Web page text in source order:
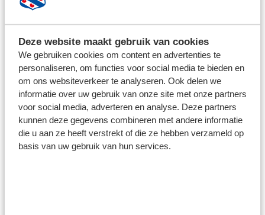
Deze website maakt gebruik van cookies
We gebruiken cookies om content en advertenties te
personaliseren, om functies voor social media te bieden en
om ons websiteverkeer te analyseren. Ook delen we
informatie over uw gebruik van onze site met onze partners
voor social media, adverteren en analyse. Deze partners
kunnen deze gegevens combineren met andere informatie
die u aan ze heeft verstrekt of die ze hebben verzameld op
basis van uw gebruik van hun services.